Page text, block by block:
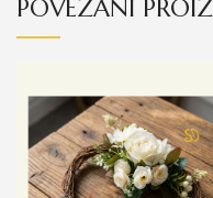
POVEZANI